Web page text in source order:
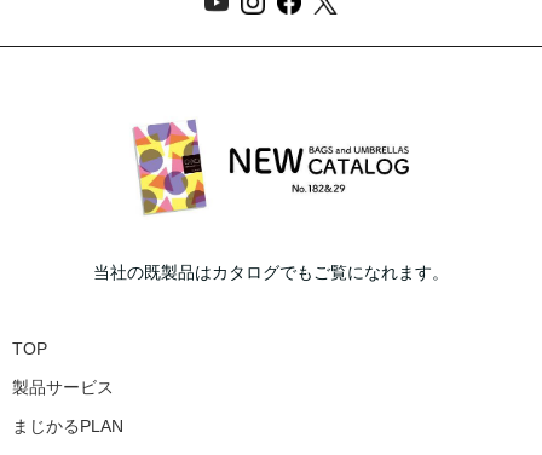
当社の既製品はカタログでもご覧になれます。
TOP
製品サービス
まじかるPLAN